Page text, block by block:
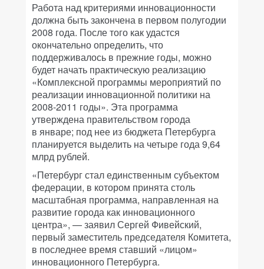
Работа над критериями инновационности
должна быть закончена в первом полугодии
2008 года. После того как удастся
окончательно определить, что
поддерживалось в прежние годы, можно
будет начать практическую реализацию
«Комплексной программы мероприятий по
реализации инновационной политики на
2008-2011 годы». Эта программа
утверждена правительством города
в январе; под нее из бюджета Петербурга
планируется выделить на четыре года 9,64
млрд рублей.
«Петербург стал единственным субъектом
федерации, в котором принята столь
масштабная программа, направленная на
развитие города как инновационного
центра», — заявил Сергей Фивейский,
первый заместитель председателя Комитета,
в последнее время ставший «лицом»
инновационного Петербурга.